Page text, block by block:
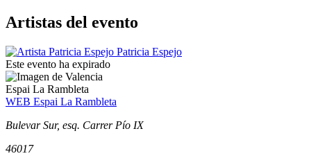
Artistas del evento
Patricia Espejo
Este evento ha expirado
Espai La Rambleta
WEB Espai La Rambleta
Bulevar Sur, esq. Carrer Pío IX
46017